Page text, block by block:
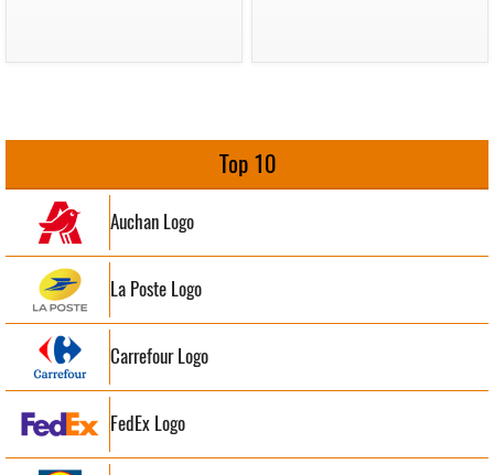
Top 10
Auchan Logo
La Poste Logo
Carrefour Logo
FedEx Logo